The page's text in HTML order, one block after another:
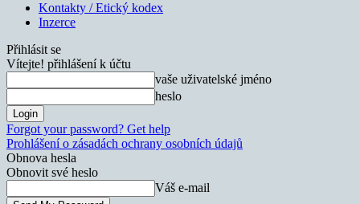
Kontakty / Etický kodex
Inzerce
Přihlásit se
Vítejte! přihlášení k účtu
vaše uživatelské jméno
heslo
Forgot your password? Get help
Prohlášení o zásadách ochrany osobních údajů
Obnova hesla
Obnovit své heslo
Váš e-mail